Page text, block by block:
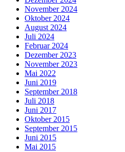
November 2024
Oktober 2024
August 2024
Juli 2024
Februar 2024
Dezember 2023
November 2023
Mai 2022
Juni 2019
September 2018
Juli 2018
Juni 2017
Oktober 2015
September 2015
Juni 2015
Mai 2015